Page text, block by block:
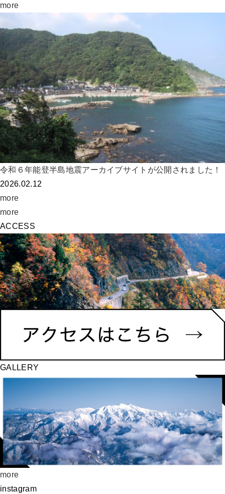
more
令和６年能登半島地震アーカイブサイトが公開されました！
2026.02.12
more
more
ACCESS
GALLERY
more
instagram